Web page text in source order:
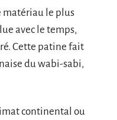
matériau le plus
avec le temps,
Cette patine fait
du wabi-sabi,
continental ou